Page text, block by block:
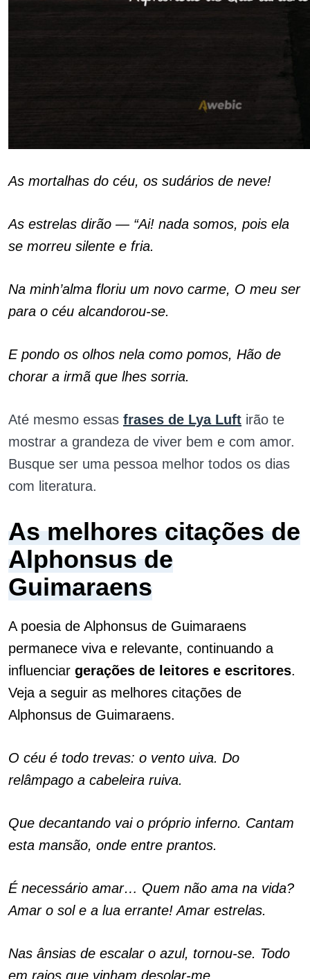
As mortalhas do céu, os sudários de neve!
As estrelas dirão — “Ai! nada somos, pois ela
se morreu silente e fria.
Na minh’alma floriu um novo carme, O meu ser
para o céu alcandorou-se.
E pondo os olhos nela como pomos, Hão de
chorar a irmã que lhes sorria.
Até mesmo essas frases de Lya Luft irão te
mostrar a grandeza de viver bem e com amor.
Busque ser uma pessoa melhor todos os dias
com literatura.
As melhores citações de
Alphonsus de
Guimaraens
A poesia de Alphonsus de Guimaraens
permanece viva e relevante, continuando a
influenciar gerações de leitores e escritores.
Veja a seguir as melhores citações de
Alphonsus de Guimaraens.
O céu é todo trevas: o vento uiva. Do
relâmpago a cabeleira ruiva.
Que decantando vai o próprio inferno. Cantam
esta mansão, onde entre prantos.
É necessário amar… Quem não ama na vida?
Amar o sol e a lua errante! Amar estrelas.
Nas ânsias de escalar o azul, tornou-se. Todo
em raios que vinham desolar-me.